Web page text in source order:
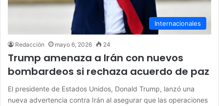
Internacionales
Redacción mayo 6, 2026 24
Trump amenaza a Irán con nuevos
bombardeos si rechaza acuerdo de paz
El presidente de Estados Unidos, Donald Trump, lanzó una
nueva advertencia contra Irán al asegurar que las operaciones